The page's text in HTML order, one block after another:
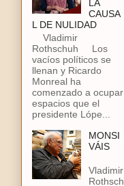
LA
CAUSA
L DE NULIDAD
Vladimir
Rothschuh Los
vacíos políticos se
llenan y Ricardo
Monreal ha
comenzado a ocupar
espacios que el
presidente Lópe...
MONSI
VÁIS
Vladimir
Rothsch